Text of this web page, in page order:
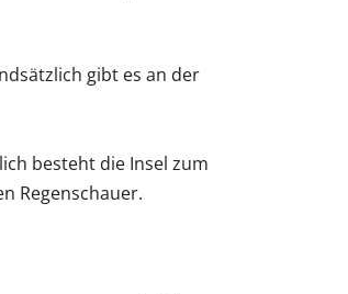
gibt es an der
besteht die Insel zum
Regenschauer.